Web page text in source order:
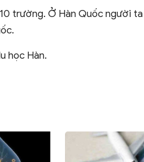
trường. Ở Hàn Quốc người
học Hàn.